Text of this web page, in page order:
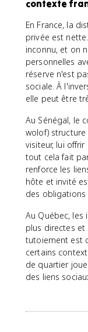
contexte
En France, la
privée est
inconnu, et on
personnelles
réserve n'est
sociale. À
elle peut être
Au Sénégal, le
wolof) structure
visiteur, lui
tout cela fait
renforce les
hôte et invité
des obligations
Au Québec, les
plus directes et
tutoiement est
certains
de quartier
des liens